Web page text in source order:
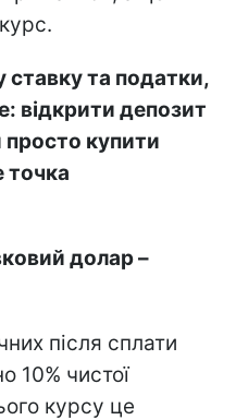
ставку та податки,
відкрити депозит
просто купити
точка
долар –
після сплати
10% чистої
курсу це